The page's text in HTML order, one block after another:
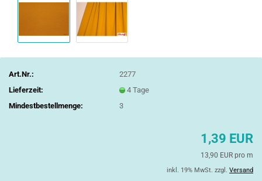
Art.Nr.:
2277
Lieferzeit:
4 Tage
Mindestbestellmenge:
3
1,39 EUR
13,90 EUR pro m
inkl. 19% MwSt. zzgl. Versand